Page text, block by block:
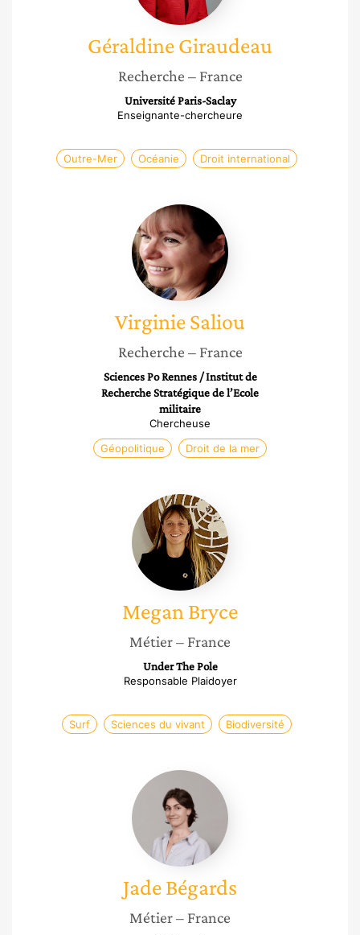
GéraldineGiraudeau
Recherche – France
Université Paris-Saclay
Enseignante-chercheure
Outre-Mer Océanie Droit international
Virginie
Saliou
VirginieSaliou
Recherche – France
Sciences Po Rennes / Institut de
Recherche Stratégique de l’Ecole
militaire
Chercheuse
Géopolitique
Droit de la mer
Megan
Bryce
MeganBryce
Métier– France
Under The Pole
Responsable Plaidoyer
Surf Sciences du vivant Biodiversité
Jade
Bégards
JadeBégards
Métier– France